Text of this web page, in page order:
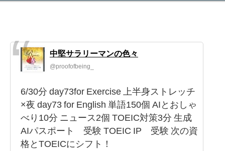
中堅サラリーマンの色々
@proofofbeing_
6/30分 day73for Exercise 上半身ストレッチ
×夜 day73 for English 単語150個 AIとおしゃ
べり10分 ニュース2個 TOEIC対策3分 生成
AIパスポート 受験 TOEIC IP 受験 次の資
格とTOEICにシフト！